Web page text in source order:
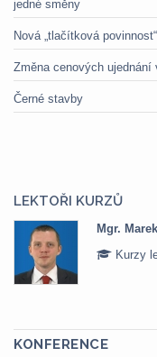
jedné směny
Nová „tlačítková
Změna cenových
Černé stavby
LEKTOŘI KURZŮ
Mgr.
Kurzy
KONFERENCE